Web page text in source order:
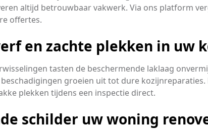
altijd betrouwbaar vakwerk. Via ons platform
offertes.
en zachte plekken in uw
tasten de beschermende laklaag
groeien uit tot dure kozijnreparaties.
plekken tijdens een inspectie direct.
schilder uw woning